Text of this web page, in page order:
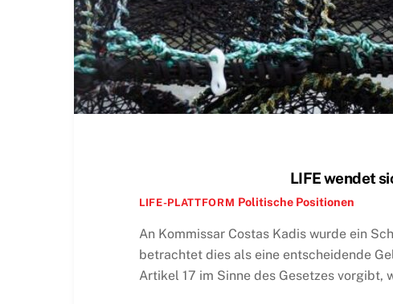
LIFE wendet
LIFE-PLATTFORM Politische Positionen
An Kommissar Costas Kadis wurde ein
betrachtet dies als eine entscheidende
Artikel 17 im Sinne des Gesetzes vorgibt,